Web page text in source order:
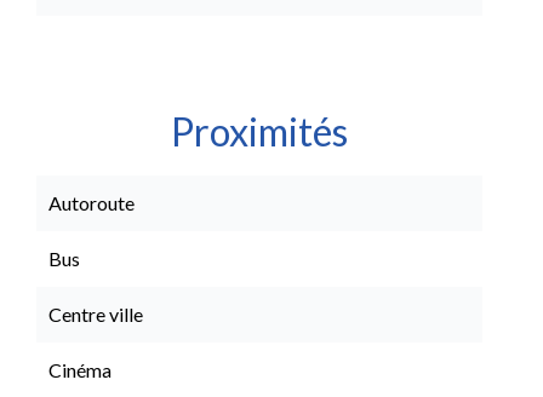
Proximités
Autoroute
Bus
Centre ville
Cinéma